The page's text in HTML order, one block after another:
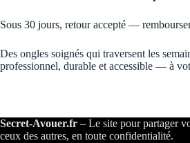
Sous 30 jours, retour accepté —
Des ongles soignés qui traversent les
professionnel, durable et accessible — à
Secret-Avouer.fr – Le site pour partager
ceux des autres, en toute confidentialité.